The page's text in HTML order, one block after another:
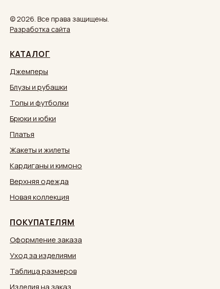
© 2026. Все права защищены.
Разработка сайта
КАТАЛОГ
Джемперы
Блузы и рубашки
Топы и футболки
Брюки и юбки
Платья
Жакеты и жилеты
Кардиганы и кимоно
Верхняя одежда
Новая коллекция
ПОКУПАТЕЛЯМ
Оформление заказа
Уход за изделиями
Таблица размеров
Изделия на заказ